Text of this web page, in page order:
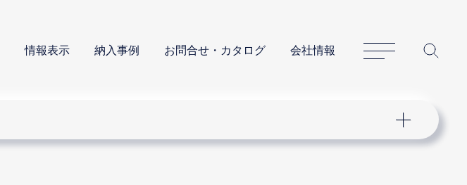
情報表示 納入事例 お問合せ・カタログ 会社情報
サイトマップ